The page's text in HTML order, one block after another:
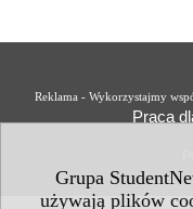
Grupa
używają plików
Reklama - Wykorzystajmy
Praca